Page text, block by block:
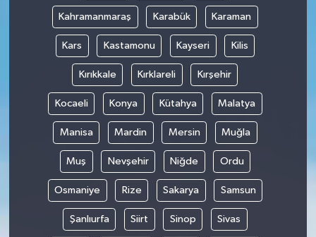
Kahramanmaraş Karabük Karaman
Kars Kastamonu Kayseri Kilis
Kırıkkale Kırklareli Kırşehir
Kocaeli Konya Kütahya Malatya
Manisa Mardin Mersin Muğla
Muş Nevşehir Niğde Ordu
Osmaniye Rize Sakarya Samsun
Şanlıurfa Siirt Sinop Sivas